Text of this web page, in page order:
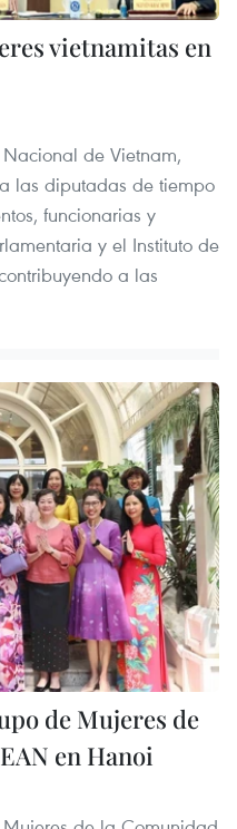
vietnamitas en
de Vietnam,
las diputadas de tiempo
funcionarias y
y el Instituto de
a las
de Mujeres de
en Hanoi